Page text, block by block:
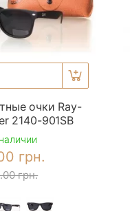
очки Ray-
2140-901SB
грн.
грн.